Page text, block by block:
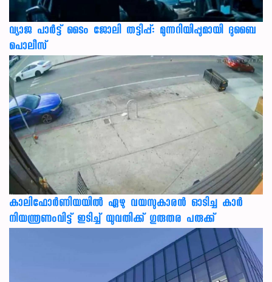
വ്യാജ പാർട്ട് ടൈം ജോലി തട്ടിപ്പ്: മുന്നറിയിപ്പുമായി ദുബൈ
പൊലീസ്
കാലിഫോര്‍ണിയയില്‍ ഏഴു വയസുകാരന്‍ ഓടിച്ച കാര്‍
നിയന്ത്രണംവിട്ട് ഇടിച്ച് യുവതിക്ക് ഗുരുതര പരുക്ക്